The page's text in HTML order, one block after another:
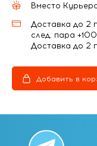
Вместо
Доставка до 2
след. пара
Доставка до 2
Добавить в